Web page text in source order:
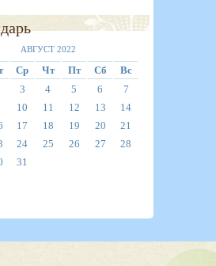
АВГУСТ 2022
Ср Чт Пт Сб
Вс
3 4 5 6
7
10 11 12 13
14
17 18 19 20
21
24 25 26 27
28
31